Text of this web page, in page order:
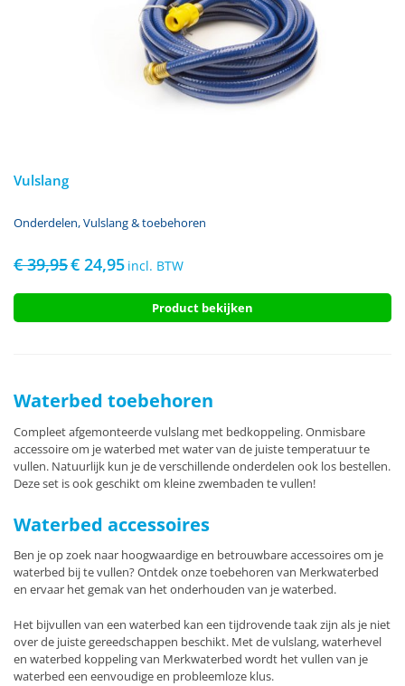
Vulslang
Onderdelen,Vulslang & toebehoren
€39,95Oorspronkelijke
was:
€ 24,95Huidige
is:
€ 24,95.
incl. BTW
Product bekijken
Waterbed toebehoren
Compleet afgemonteerde vulslang met bedkoppeling. Onmisbare
accessoire om je waterbed met water van de juiste temperatuur te
vullen. Natuurlijk kun je de verschillende onderdelen ook los bestellen.
Deze set is ook geschikt om kleine zwembaden te vullen!
Waterbed accessoires
Ben je op zoek naar hoogwaardige en betrouwbare accessoires om je
waterbed bij te vullen? Ontdek onze toebehoren van Merkwaterbed
en ervaar het gemak van het onderhouden van je waterbed.
Het bijvullen van een waterbed kan een tijdrovende taak zijn als je niet
over de juiste gereedschappen beschikt. Met de vulslang, waterhevel
en waterbed koppeling van Merkwaterbed wordt het vullen van je
waterbed een eenvoudige en probleemloze klus.